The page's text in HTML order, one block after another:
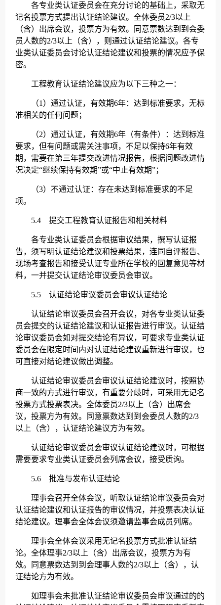
各专业类认证委员会在充分讨论的基础上，采取无
记名投票方式提出认证结论建议。全体委员2/3以上
（含）出席会议，投票方为有效。同意票数达到到会委
员人数的2/3以上（含），则通过认证结论建议。各专
业类认证委员会讨论认证结论建议和投票的情况应予保
密。
工程教育认证结论建议应为以下三种之一：
（1）通过认证，有效期6年：达到标准要求，无标
准相关的任何问题；
（2）通过认证，有效期6年（有条件）：达到标准
要求，但有问题或需关注事项，不足以保持6年有效
期，需要在第三年提交改进情况报告，根据问题改进情
况决定“继续保持有效期”或“中止有效期”；
（3）不通过认证：存在未达到标准要求的不足
项。
5.4 提交工程教育认证报告和相关材料
各专业类认证委员会根据审议结果，撰写认证报
告，须写明认证结论建议和投票结果，连同自评报告、
现场考查报告和接受认证专业所在学校的回复意见等材
料，一并提交认证结论审议委员会审议。
5.5 认证结论审议委员会审议认证结论
认证结论审议委员会召开会议，对各专业类认证委
员会提交的认证结论建议和认证报告进行审议。认证结
论审议委员会如对提交结论有异议，可要求专业类认证
委员会在限定时间内对认证结论建议重新进行审议，也
可直接对结论建议做出调整。
认证结论审议委员会审议认证结论建议时，按照协
商一致的方式进行审议，有重要分歧时，可采用无记名
投票方式投票表决。全体委员2/3以上（含）出席会
议，投票方为有效。同意票数达到到会委员人数的2/3
以上（含），认证结论建议方为有效。
认证结论审议委员会审议认证结论建议时，可根据
需要要求专业类认证委员会列席会议，接受质询。
5.6 批准与发布认证结论
理事会召开全体会议，听取认证结论审议委员会对
认证结论建议和认证报告的审议情况，并投票表决认证
结论建议。理事会全体会议须邀请监事会成员列席。
理事会全体会议采用无记名投票方式批准认证结
论。全体理事2/3以上（含）出席会议，投票方为有
效。同意票数达到到会理事人数的2/3以上（含），认
证结论方为有效。
如理事会未批准认证结论审议委员会审议通过的的